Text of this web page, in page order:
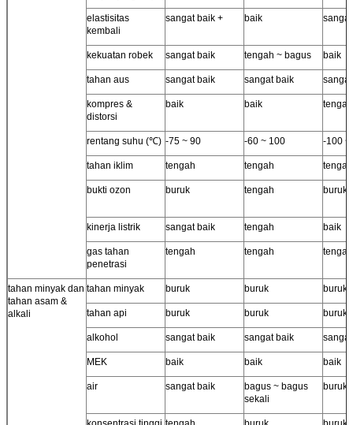
elastisitas
kembali
sangat baik + baik
kekuatan robek sangat baik tengah ~ bagus baik
tahan aus sangat baik sangat baik
kompres &
distorsi
baik baik tengah
rentang suhu (℃) -75 ~ 90 -60 ~ 100 -100 ~
tahan iklim tengah tengah tengah
bukti ozon buruk tengah buruk
kinerja listrik sangat baik tengah baik
gas tahan
penetrasi
tengah tengah tengah
tahan minyak dan
tahan asam &
alkali
tahan minyak buruk buruk buruk
tahan api buruk buruk buruk
alkohol sangat baik sangat baik
MEK baik baik baik
air sangat baik
bagus ~ bagus
sekali
buruk